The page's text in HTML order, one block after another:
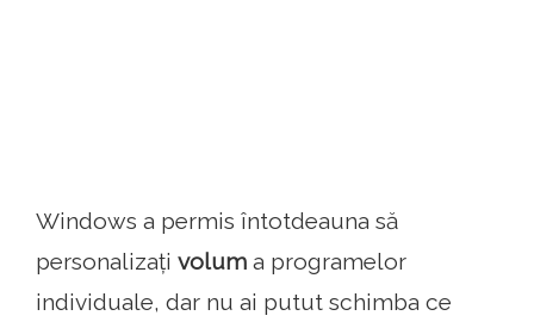
Windows a permis întotdeauna să
personalizați volum a programelor
individuale, dar nu ai putut schimba ce